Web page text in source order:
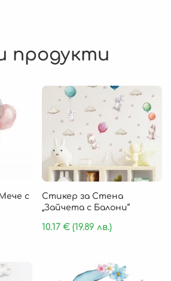
продукти
с
Стикер за Стена
„Зайчета с Балони“
10.17€ (19.89 лв.)